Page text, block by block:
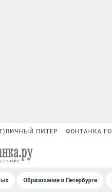
ПИТЕР ФОНТАНКА ГО
Образование в Петербурге